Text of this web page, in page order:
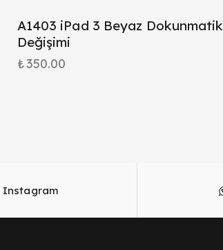
A1403 iPad 3 Beyaz Dokunmatik
Değişimi
₺350.00
Instagram